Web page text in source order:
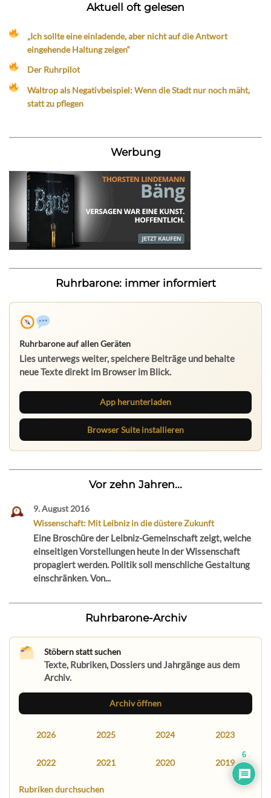
Aktuell oft gelesen
„Ich sollte eine einladende, aber nicht auf die Antwort
eingehende Haltung zeigen“
Der Ruhrpilot
Waltrop als Negativbeispiel: Wenn die Stadt nur noch mäht,
statt zu pflegen
Werbung
Ruhrbarone: immer informiert
Ruhrbarone auf allen Geräten
Lies unterwegs weiter, speichere Beiträge und behalte
neue Texte direkt im Browser im Blick.
App herunterladen
Browser Suite installieren
Vor zehn Jahren...
9. August 2016
Wissenschaft: Mit Leibniz in die düstere Zukunft
Eine Broschüre der Leibniz-Gemeinschaft zeigt, welche
einseitigen Vorstellungen heute in der Wissenschaft
propagiert werden. Politik soll menschliche Gestaltung
einschränken. Von...
Ruhrbarone-Archiv
Stöbern statt suchen
Texte, Rubriken, Dossiers und Jahrgänge aus dem
Archiv.
Archiv öffnen
2026 2025 2024 2023
2022 2021 2020 2019
Rubriken durchsuchen
6